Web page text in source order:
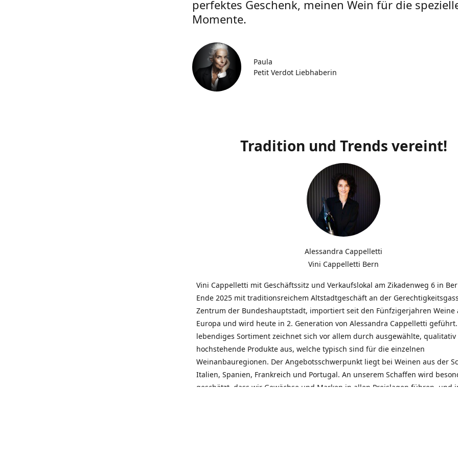
perfektes Geschenk, meinen Wein für die
Momente.
Paula
Petit Verdot Liebhaberin
Tradition und Trends vereint!
Alessandra Cappelletti
Vini Cappelletti Bern
Vini Cappelletti mit Geschäftssitz und Verkaufslokal am Zikadenweg 6 in
Ende 2025 mit traditionsreichem Altstadtgeschäft an der
Zentrum der Bundeshauptstadt, importiert seit den Fünfzigerjahren Weine
Europa und wird heute in 2. Generation von Alessandra Cappelletti
lebendiges Sortiment zeichnet sich vor allem durch ausgewählte, qualitativ
hochstehende Produkte aus, welche typisch sind für die einzelnen
Weinanbauregionen. Der Angebotsschwerpunkt liegt bei Weinen aus der
Italien, Spanien, Frankreich und Portugal. An unserem Schaffen wird
geschätzt, dass wir Gewächse und Marken in allen Preislagen führen, und